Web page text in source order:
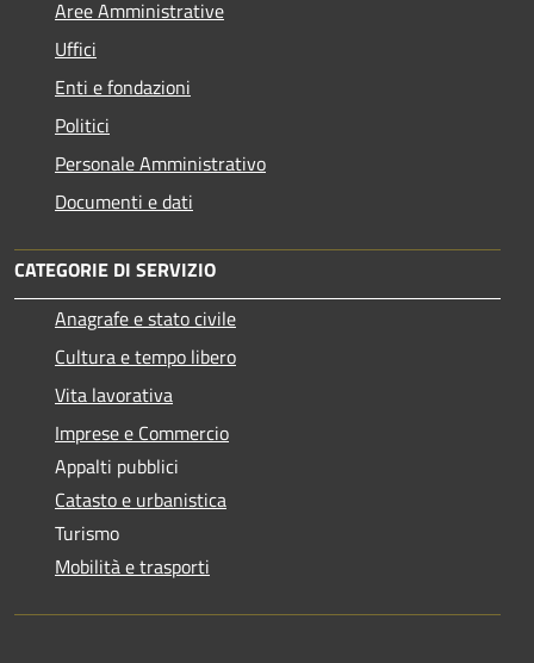
Aree Amministrative
Uffici
Enti e fondazioni
Politici
Personale Amministrativo
Documenti e dati
CATEGORIE DI SERVIZIO
Anagrafe e stato civile
Cultura e tempo libero
Vita lavorativa
Imprese e Commercio
Appalti pubblici
Catasto e urbanistica
Turismo
Mobilità e trasporti